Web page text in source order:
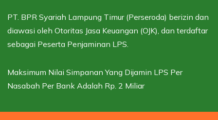
PT. BPR Syariah Lampung Timur (Perseroda) berizin dan
diawasi oleh Otoritas Jasa Keuangan (OJK), dan terdaftar
sebagai Peserta Penjaminan LPS.
Maksimum Nilai Simpanan Yang Dijamin LPS Per
Nasabah Per Bank Adalah Rp. 2 Miliar